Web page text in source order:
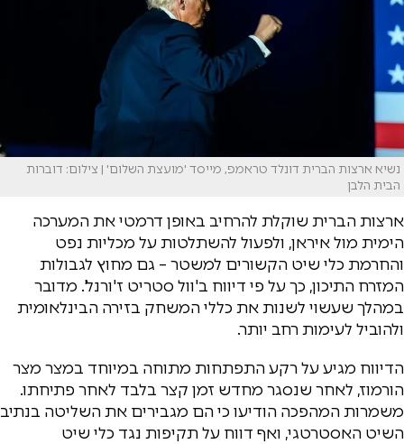
נשיא ארצות הברית דונלד טראמפ, מייסד 'מועצת השלום' | צילום: דוברות
הבית הלבן
ארצות הברית שוקלת להרחיב באופן דרמטי את המערכה
הימית מול איראן, ולפעול להשתלטות על מכליות נפט
והחרמת כלי שיט הקשורים למשטר – גם מחוץ לגבולות
המזרח התיכון, כך על פי דיווח ב'וול סטריט ז'ורנל'. מדובר
במהלך שעשוי לשנות את כללי המשחק בזירה הבינלאומית
ולהוביל לעימות רחב יותר.
הדיווח מגיע על רקע התפתחות מתוחה במיוחד במצר מצר
הורמוז, לאחר שנסגר מחדש זמן קצר בלבד לאחר פתיחתו.
משמרות המהפכה הודיעו כי הם מגבירים את השליטה בנתיב
השיט האסטרטגי, ואף דווח על תקיפות נגד כלי שיט